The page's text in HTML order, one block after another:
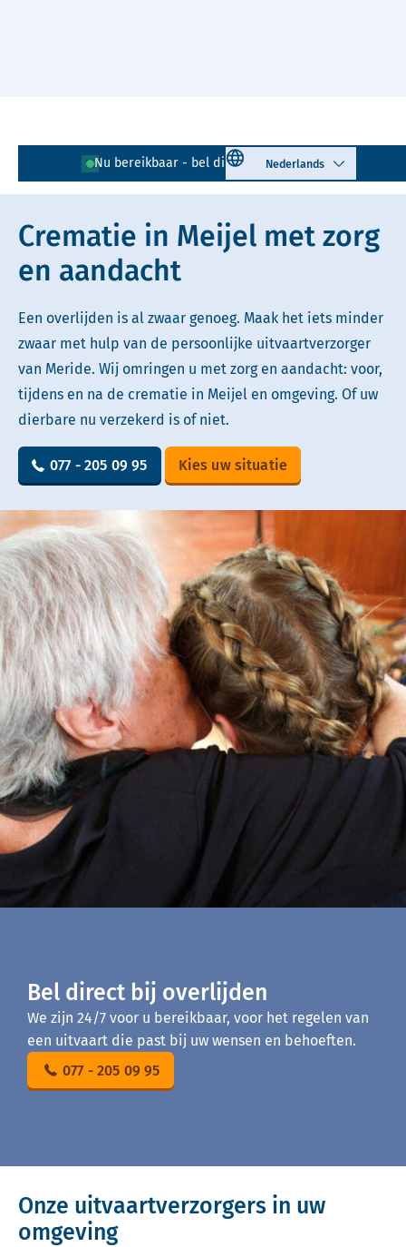
Nu bereikbaar - bel direct! 077 - 205 09 95
Select language
Lees voor Uitleg woorden
Simpele tekst
Crematie in Meijel met zorg
en aandacht
Een overlijden is al zwaar genoeg. Maak het iets minder
zwaar met hulp van de persoonlijke uitvaartverzorger
van Meride. Wij omringen u met zorg en aandacht: voor,
tijdens en na de crematie in Meijel en omgeving. Of uw
dierbare nu verzekerd is of niet.
077 - 205 09 95 Kies uw situatie
Bel direct bij overlijden
We zijn 24/7 voor u bereikbaar, voor het regelen van
een uitvaart die past bij uw wensen en behoeften.
077 - 205 09 95
Onze uitvaartverzorgers in uw
omgeving